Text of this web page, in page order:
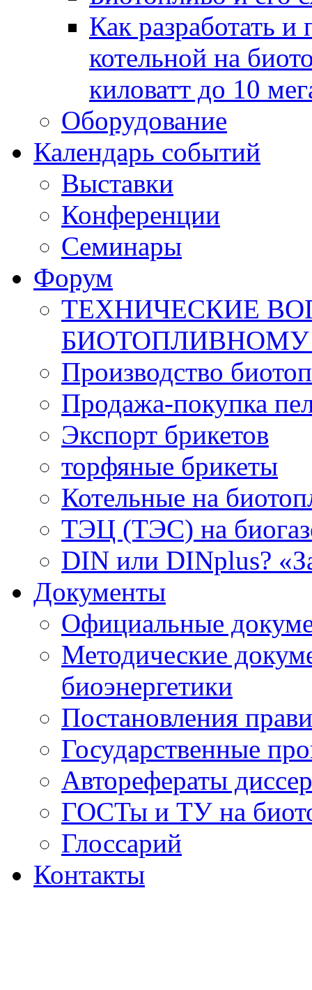
Как разработать
котельной на
киловатт до 10
Оборудование
Календарь событий
Выставки
Конференции
Семинары
Форум
ТЕХНИЧЕСКИЕ
Производство
Продажа-покупка
Экспорт брикетов
торфяные брикеты
Котельные на
ТЭЦ (ТЭС) на
DIN или DINplus?
Документы
Официальные
Методические
биоэнергетики
Постановления
Государственные
Авторефераты
ГОСТы и ТУ на
Глоссарий
Контакты